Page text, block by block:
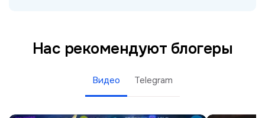
Нас рекомендуют блогеры
Видео Telegram